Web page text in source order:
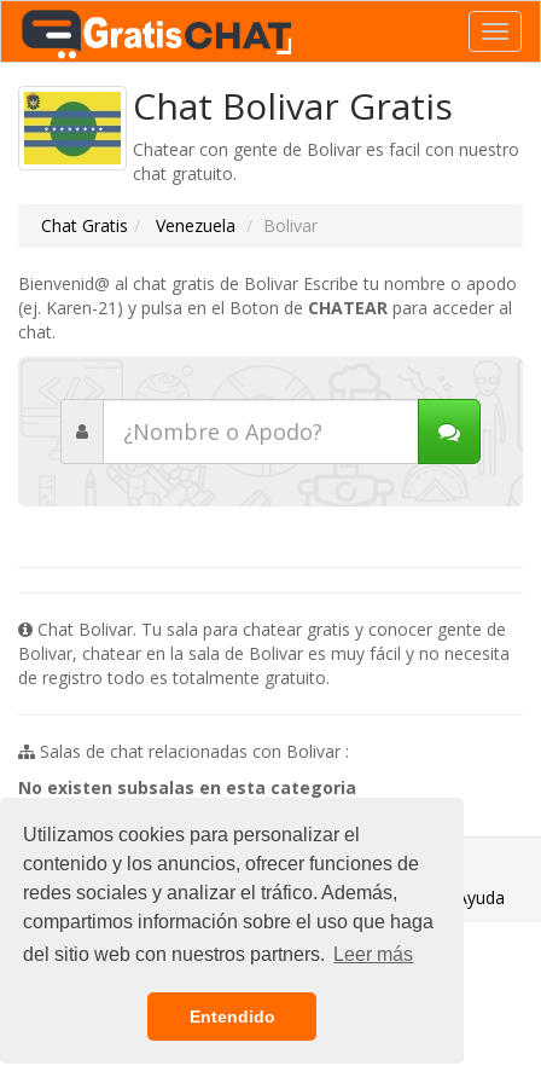
Utilizamos cookies para personalizar el
contenido y los anuncios, ofrecer funciones de
redes sociales y analizar el tráfico. Además,
compartimos información sobre el uso que haga
del sitio web con nuestros partners.
Leer más
Entendido
Chat Bolivar Gratis
Chatear con gente de Bolivar es facil con nuestro
chat gratuito.
Chat Gratis Venezuela Bolivar
Bienvenid@ al chat gratis de Bolivar Escribe tu nombre o apodo
(ej. Karen-21) y pulsa en el Boton de CHATEAR para acceder al
chat.
Chat Bolivar. Tu sala para chatear gratis y conocer gente de
Bolivar, chatear en la sala de Bolivar es muy fácil y no necesita
de registro todo es totalmente gratuito.
Salas de chat relacionadas con Bolivar :
No existen subsalas en esta categoria
© 2021 Chat Gratis
Aviso legal
Ayuda